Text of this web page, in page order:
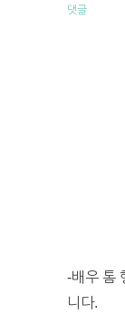
댓글
-배우 톰
니다.